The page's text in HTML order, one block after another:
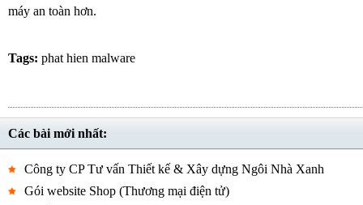
máy an toàn hơn.
Tags: phat hien malware
Các bài mới nhất:
Công ty CP Tư vấn Thiết kế & Xây dựng Ngôi Nhà Xanh
Gói website Shop (Thương mại điện tử)